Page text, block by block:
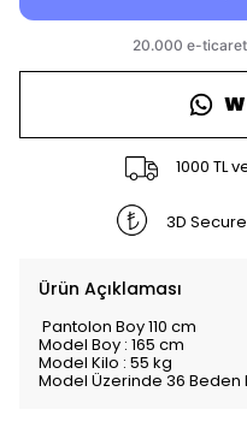
1000 TL
3D
Ürün Açıklaması
Pantolon Boy 110 cm
Model Boy : 165 cm
Model Kilo : 55 kg
Model Üzerinde 36 Beden